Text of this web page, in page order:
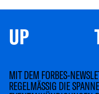
UP
MIT DEM FORBES-
REGELMÄSSIG DIE